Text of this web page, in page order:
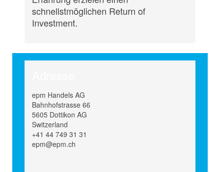
schnellstmöglichen Return of
Investment.
epm Handels AG
Bahnhofstrasse 66
5605 Dottikon AG
Switzerland
+41 44 749 31 31
epm@epm.ch